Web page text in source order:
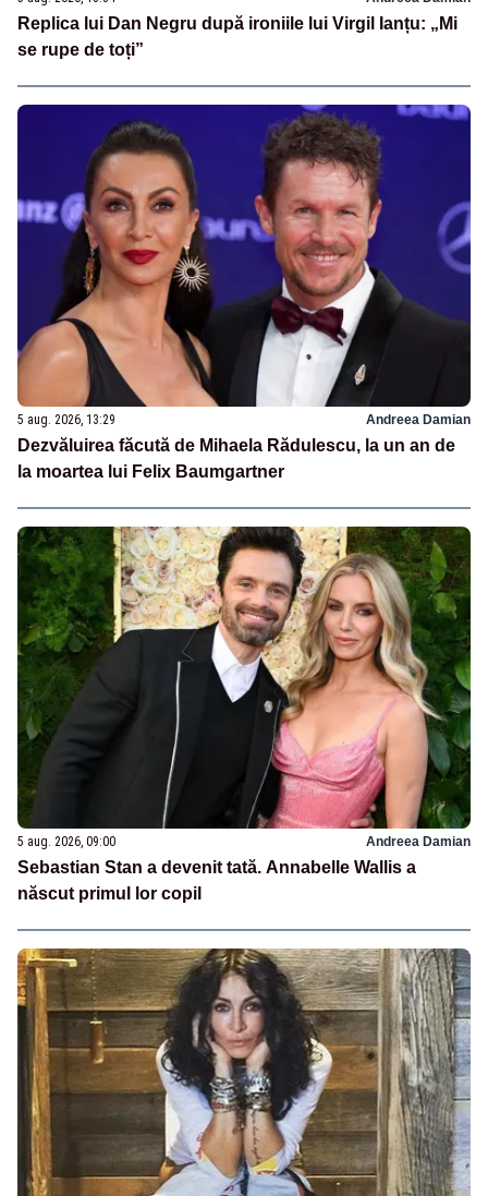
Replica lui Dan Negru după ironiile lui Virgil Ianțu: „Mi
se rupe de toți”
5 aug. 2026, 13:29 Andreea Damian
Dezvăluirea făcută de Mihaela Rădulescu, la un an de
la moartea lui Felix Baumgartner
5 aug. 2026, 09:00 Andreea Damian
Sebastian Stan a devenit tată. Annabelle Wallis a
născut primul lor copil